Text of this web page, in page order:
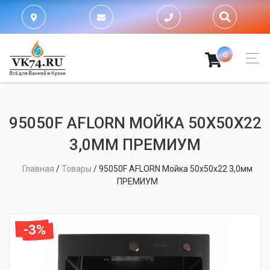
0
95050F AFLORN МОЙКА 50Х50Х22
3,0ММ ПРЕМИУМ
Главная /Товары /95050F AFLORN Мойка 50х50х22 3,0мм
ПРЕМИУМ
-3%